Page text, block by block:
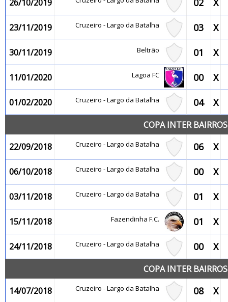
26/10/2019 02 X
23/11/2019 Cruzeiro - Largo da Batalha 03 X
30/11/2019 Beltrão 01 X
11/01/2020 Lagoa FC 00 X
01/02/2020 Cruzeiro - Largo da Batalha 04 X
COPA INTER
22/09/2018
Cruzeiro - Largo da Batalha 06 X
06/10/2018 Cruzeiro - Largo da Batalha 00 X
03/11/2018 Cruzeiro - Largo da Batalha 01 X
15/11/2018 Fazendinha F.C. 01 X
24/11/2018 Cruzeiro - Largo da Batalha 00 X
COPA INTER
14/07/2018
Cruzeiro - Largo da Batalha 08 X